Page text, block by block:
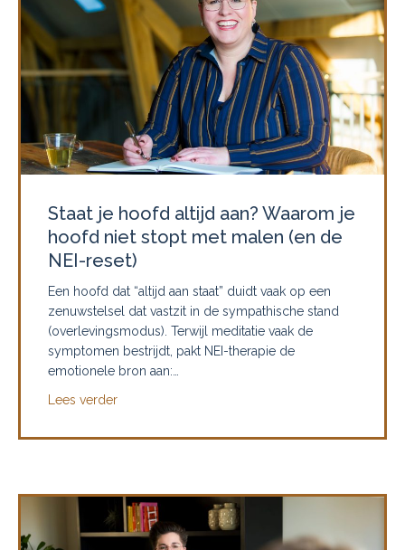
Staat je hoofd altijd aan? Waarom je
hoofd niet stopt met malen (en de
NEI-reset)
Een hoofd dat “altijd aan staat” duidt vaak op een
zenuwstelsel dat vastzit in de sympathische stand
(overlevingsmodus). Terwijl meditatie vaak de
symptomen bestrijdt, pakt NEI-therapie de
emotionele bron aan:…
Lees verderabout Staat je hoofd altijd aan? Waarom je